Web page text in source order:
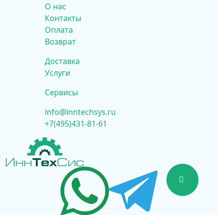
О нас
Контакты
Оплата
Возврат
Доставка
Услуги
Сервисы
info@inntechsys.ru
+7(495)431-81-61